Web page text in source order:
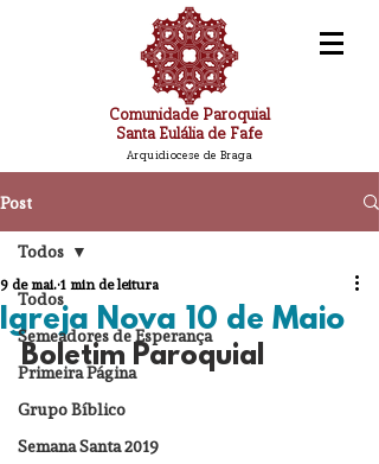
Comunidade Paroquial
Santa Eulália de Fafe
Arquidiocese de Braga
Post
Todos
Semeadores de Esperança
Primeira Página
Grupo Bíblico
Semana Santa 2019
Todos
Igreja Nova 10 de Maio
9 de mai. 1 min de leitura
Boletim Paroquial